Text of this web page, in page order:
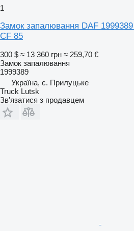
1
Замок запалювання DAF
CF 85
300 $ ≈ 13 360 грн ≈ 259,70 €
Замок запалювання
1999389
Україна, с. Прилуцьке
Truck Lutsk
Зв'язатися з продавцем